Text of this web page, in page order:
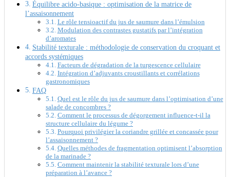
Équilibre acido-basique : optimisation de la matrice de
l’assaisonnement
Le rôle tensioactif du jus de saumure dans l’émulsion
Modulation des contrastes gustatifs par l’intégration
d’aromates
Stabilité texturale : méthodologie de conservation du croquant et
accords systémiques
Facteurs de dégradation de la turgescence cellulaire
Intégration d’adjuvants croustillants et corrélations
gastronomiques
FAQ
Quel est le rôle du jus de saumure dans l’optimisation d’une
salade de concombres ?
Comment le processus de dégorgement influence-t-il la
structure cellulaire du légume ?
Pourquoi privilégier la coriandre grillée et concassée pour
l’assaisonnement ?
Quelles méthodes de fragmentation optimisent l’absorption
de la marinade ?
Comment maintenir la stabilité texturale lors d’une
préparation à l’avance ?